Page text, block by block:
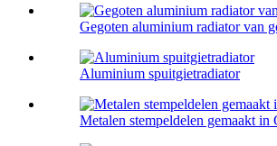
Gegoten aluminium radiator van
Aluminium spuitgietradiator
Metalen stempeldelen gemaakt in